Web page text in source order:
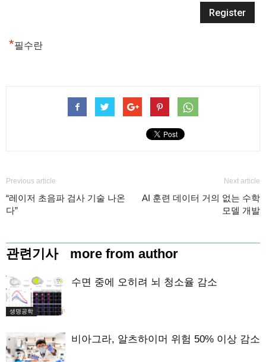
*필수란
Previous article
“레이저 초음파 검사 기술 나온
다”
Next article
AI 훈련 데이터 거의 없는 수학
모델 개발
관련기사 more from author
생명공학
수면 중에 오히려 뇌 청소율 감소
비아그라, 알츠하이머 위험 50% 이상 감소